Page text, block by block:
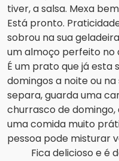
tiver, a salsa. Mexa
Está pronto.
sobrou na sua
um almoço perfeito no
É um prato que já esta
domingos a noite ou
separa, guarda uma
churrasco de
uma comida muito
pessoa pode misturar
Fica delicioso e é